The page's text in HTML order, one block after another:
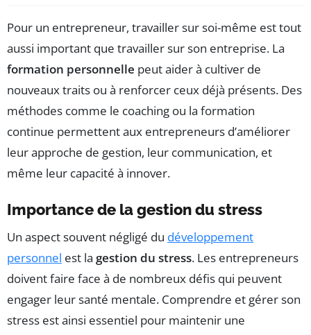
Pour un entrepreneur, travailler sur soi-même est tout
aussi important que travailler sur son entreprise. La
formation personnelle peut aider à cultiver de
nouveaux traits ou à renforcer ceux déjà présents. Des
méthodes comme le coaching ou la formation
continue permettent aux entrepreneurs d’améliorer
leur approche de gestion, leur communication, et
même leur capacité à innover.
Importance de la gestion du stress
Un aspect souvent négligé du développement
personnel est la gestion du stress. Les entrepreneurs
doivent faire face à de nombreux défis qui peuvent
engager leur santé mentale. Comprendre et gérer son
stress est ainsi essentiel pour maintenir une